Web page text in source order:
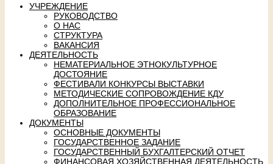
УЧРЕЖДЕНИЕ
РУКОВОДСТВО
О НАС
СТРУКТУРА
ВАКАНСИЯ
ДЕЯТЕЛЬНОСТЬ
НЕМАТЕРИАЛЬНОЕ ЭТНОКУЛЬТУРНОЕ
ДОСТОЯНИЕ
ФЕСТИВАЛИ КОНКУРСЫ ВЫСТАВКИ
МЕТОДИЧЕСКИЕ СОПРОВОЖДЕНИЕ КДУ
ДОПОЛНИТЕЛЬНОЕ ПРОФЕССИОНАЛЬНОЕ
ОБРАЗОВАНИЕ
ДОКУМЕНТЫ
ОСНОВНЫЕ ДОКУМЕНТЫ
ГОСУДАРСТВЕННОЕ ЗАДАНИЕ
ГОСУДАРСТВЕННЫЙ БУХГАЛТЕРСКИЙ ОТЧЕТ
ФИНАНСОВАЯ ХОЗЯЙСТВЕННАЯ ДЕЯТЕЛЬНОСТЬ